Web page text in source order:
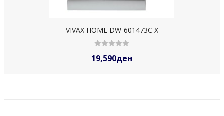
VIVAX HOME DW-601473C X
19,590ден